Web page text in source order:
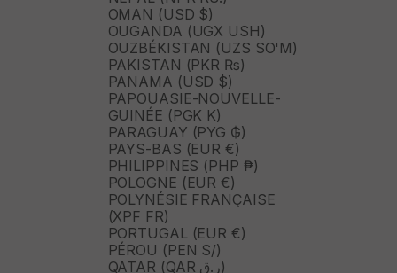
OMAN (USD $)
OUGANDA (UGX USH)
OUZBÉKISTAN (UZS SO'M)
PAKISTAN (PKR ₨)
PANAMA (USD $)
PAPOUASIE-NOUVELLE-
GUINÉE (PGK K)
PARAGUAY (PYG ₲)
PAYS-BAS (EUR €)
PHILIPPINES (PHP ₱)
POLOGNE (EUR €)
POLYNÉSIE FRANÇAISE
(XPF FR)
PORTUGAL (EUR €)
PÉROU (PEN S/)
QATAR (QAR ر.ق)